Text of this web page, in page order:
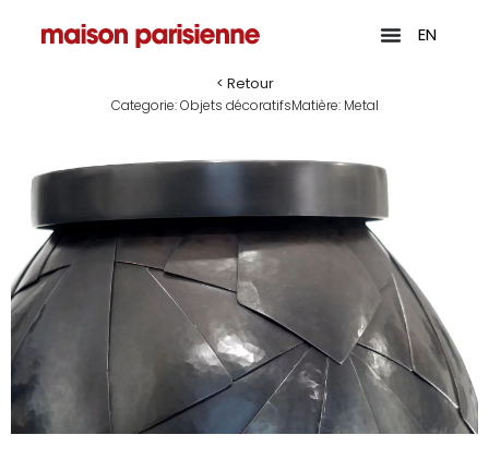
EN
< Retour
Categorie:Objets décoratifsMatière: Metal